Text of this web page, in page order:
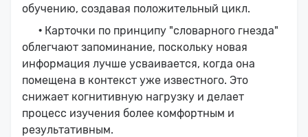
обучению, создавая положительный цикл.
· Карточки по принципу "словарного гнезда"
облегчают запоминание, поскольку новая
информация лучше усваивается, когда она
помещена в контекст уже известного. Это
снижает когнитивную нагрузку и делает
процесс изучения более комфортным и
результативным.